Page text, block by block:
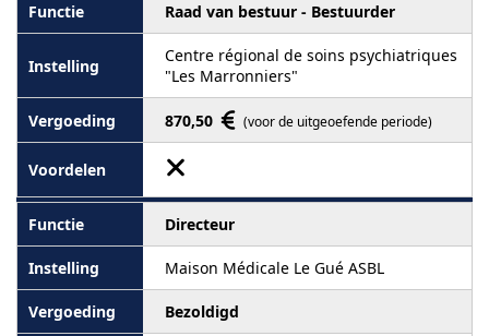
Raad van bestuur - Bestuurder
Centre régional de soins psychiatriques
"Les Marronniers"
870,50 (voor de uitgeoefende periode)
Directeur
Maison Médicale Le Gué ASBL
Bezoldigd